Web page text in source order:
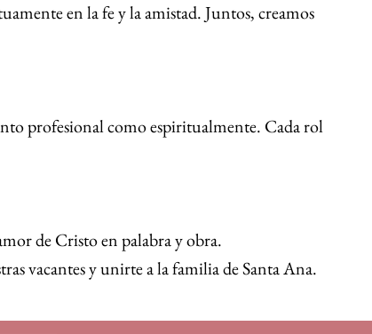
en la fe y la amistad. Juntos, creamos
profesional como espiritualmente. Cada rol
de Cristo en palabra y obra.
vacantes y unirte a la familia de Santa Ana.